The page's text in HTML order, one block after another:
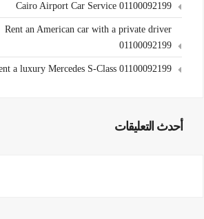
Cairo Airport Car Service 01100092199
Rent an American car with a private driver
01100092199
a luxury Mercedes S-Class 01100092199
أحدث التعليقات